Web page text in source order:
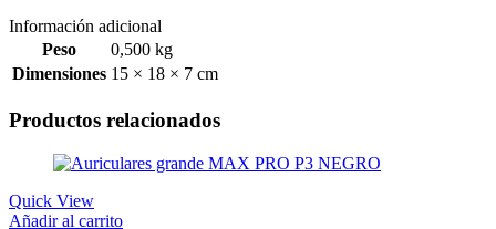
Información adicional
Peso
0,500 kg
Dimensiones 15 × 18 × 7 cm
Productos relacionados
Quick View
Añadir al carrito